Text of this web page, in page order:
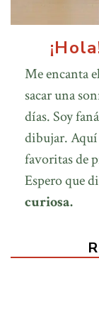
Me encanta
sacar una
días. Soy
dibujar. Aquí
favoritas de
Espero que
curiosa.